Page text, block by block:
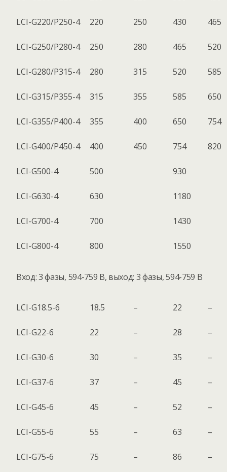
LCI-G220/P250-4 220 250 430 465
LCI-G250/P280-4 250 280 465 520
LCI-G280/P315-4 280 315 520 585
LCI-G315/P355-4 315 355 585 650
LCI-G355/P400-4 355 400 650 754
LCI-G400/P450-4 400 450 754 820
LCI-G500-4 500 930
LCI-G630-4 630 1180
LCI-G700-4 700 1430
LCI-G800-4 800 1550
Вход: 3 фазы, 594-759 В, выход: 3 фазы, 594-759 В
LCI-G18.5-6 18.5 – 22 –
LCI-G22-6 22 – 28 –
LCI-G30-6 30 – 35 –
LCI-G37-6 37 – 45 –
LCI-G45-6 45 – 52 –
LCI-G55-6 55 – 63 –
LCI-G75-6 75 – 86 –